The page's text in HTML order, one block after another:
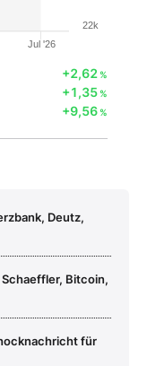
Jul '26
22k
+2,62%
+1,35%
+9,56%
Deutz,
Schaeffler, Bitcoin,
für